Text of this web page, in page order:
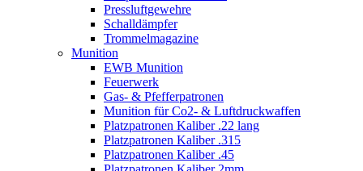
Pressluftgewehre
Schalldämpfer
Trommelmagazine
Munition
EWB Munition
Feuerwerk
Gas- & Pfefferpatronen
Munition für Co2- & Luftdruckwaffen
Platzpatronen Kaliber .22 lang
Platzpatronen Kaliber .315
Platzpatronen Kaliber .45